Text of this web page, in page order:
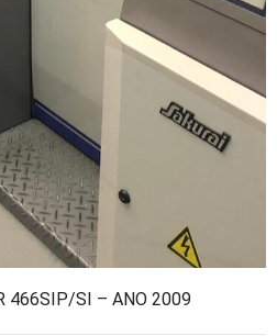
466SIP/SI – ANO 2009